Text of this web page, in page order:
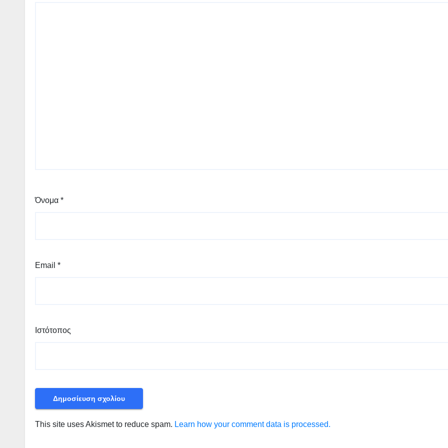
Όνομα *
Email *
Ιστότοπος
This site uses Akismet to reduce spam. Learn how your comment data is processed.